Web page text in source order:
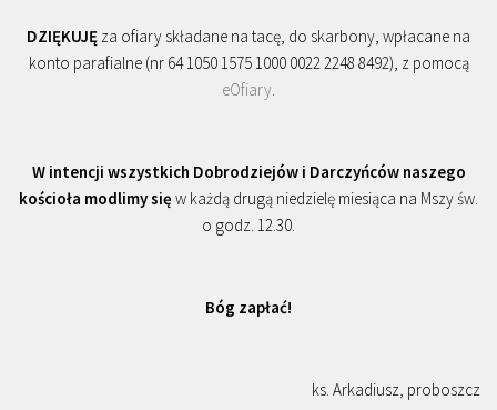
DZIĘKUJĘ za ofiary składane na tacę, do skarbony, wpłacane na
konto parafialne (nr 64 1050 1575 1000 0022 2248 8492), z pomocą
eOfiary.
W intencji wszystkich Dobrodziejów i Darczyńców naszego
kościoła modlimy się w każdą drugą niedzielę miesiąca na Mszy św.
o godz. 12.30.
Bóg zapłać!
ks. Arkadiusz, proboszcz